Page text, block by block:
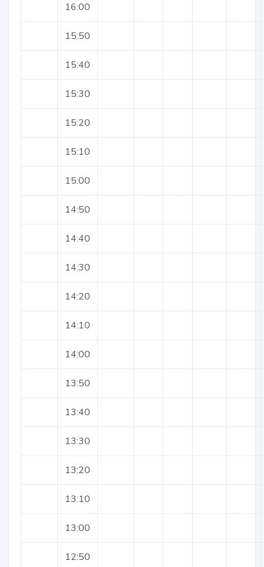
16:00
15:50
15:40
15:30
15:20
15:10
15:00
14:50
14:40
14:30
14:20
14:10
14:00
13:50
13:40
13:30
13:20
13:10
13:00
12:50